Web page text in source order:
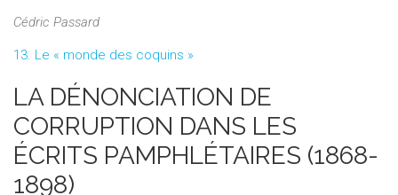
Cédric Passard
13. Le « monde des coquins »
LA DÉNONCIATION DE
CORRUPTION DANS LES
ÉCRITS PAMPHLÉTAIRES (1868-
1898)